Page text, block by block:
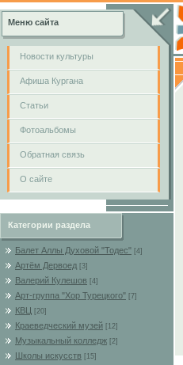
Меню сайта
Новости культуры
Афиша Кургана
Cтатьи
Фотоальбомы
Обратная связь
О сайте
Категории раздела
Балет Аллы Духовой "Тодес" [4]
Артём Дервоед [3]
Валерий Кулешов [4]
Арт-группа "Хор Турецкого" [7]
КВЦ [20]
Краеведческий музей [12]
Музыкальный колледж [2]
Школы искусств [15]